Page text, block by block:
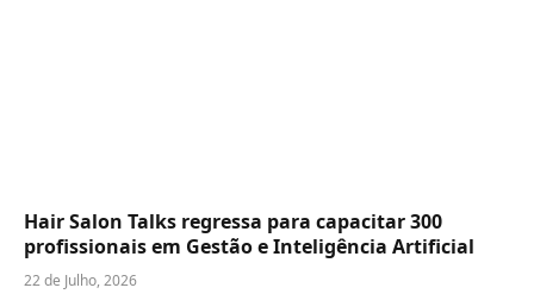
Hair Salon Talks regressa para capacitar 300
profissionais em Gestão e Inteligência Artificial
22 de Julho, 2026